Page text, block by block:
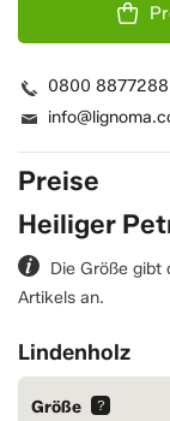
Preise
Heiliger
Die Größe gibt
Artikels an.
Lindenholz
Größe ?
0800 8877288